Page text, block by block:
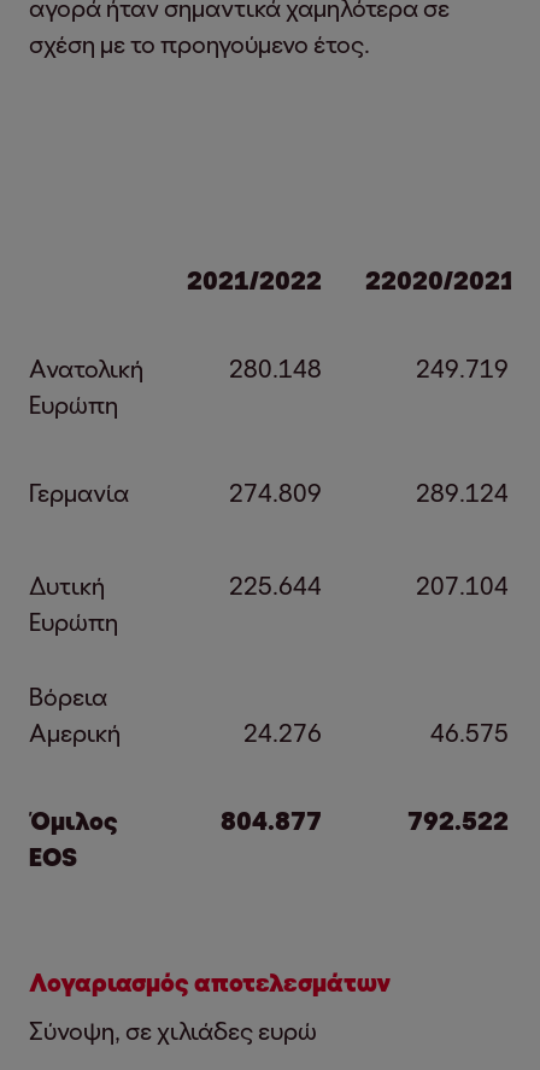
αγορά ήταν σημαντικά χαμηλότερα σε
σχέση με το προηγούμενο έτος.
2021/2022 22020/2021
Ανατολική
Ευρώπη
280.148 249.719
Γερμανία 274.809 289.124
Δυτική
Ευρώπη
225.644 207.104
Βόρεια
Αμερική
24.276 46.575
Όμιλος
EOS
804.877 792.522
Λογαριασμός αποτελεσμάτων
Σύνοψη, σε χιλιάδες ευρώ